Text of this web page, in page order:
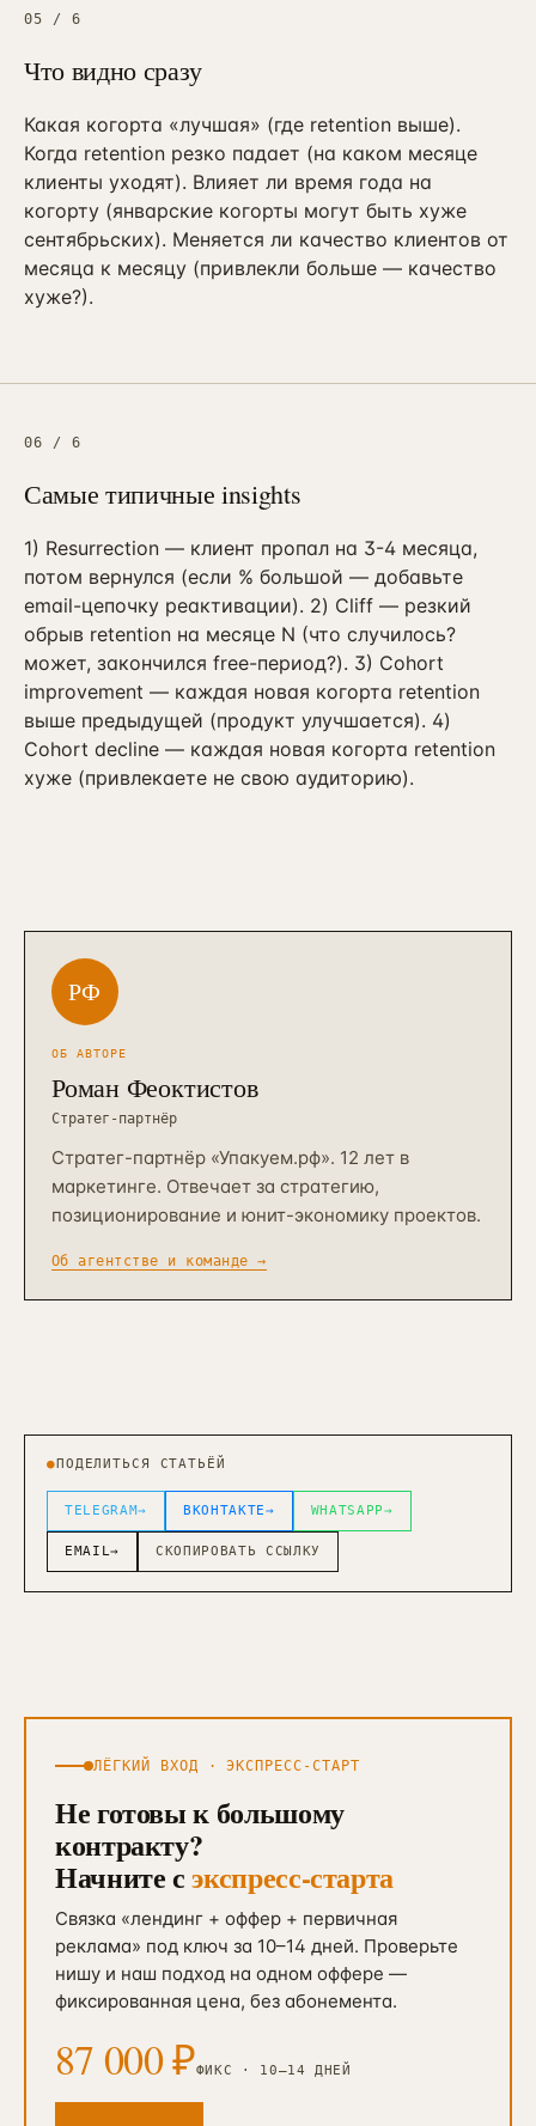
05 / 6
Что видно сразу
Какая когорта «лучшая» (где retention выше).
Когда retention резко падает (на каком месяце
клиенты уходят). Влияет ли время года на
когорту (январские когорты могут быть хуже
сентябрьских). Меняется ли качество клиентов от
месяца к месяцу (привлекли больше — качество
хуже?).
06 / 6
Самые типичные insights
1) Resurrection — клиент пропал на 3-4 месяца,
потом вернулся (если % большой — добавьте
email-цепочку реактивации). 2) Cliff — резкий
обрыв retention на месяце N (что случилось?
может, закончился free-период?). 3) Cohort
improvement — каждая новая когорта retention
выше предыдущей (продукт улучшается). 4)
Cohort decline — каждая новая когорта retention
хуже (привлекаете не свою аудиторию).
РФ
ОБ АВТОРЕ
Роман Феоктистов
Стратег-партнёр
Стратег-партнёр «Упакуем.рф». 12 лет в
маркетинге. Отвечает за стратегию,
позиционирование и юнит-экономику проектов.
Об агентстве и команде →
●ПОДЕЛИТЬСЯ СТАТЬЁЙ
TELEGRAM→ ВКОНТАКТЕ→ WHATSAPP→
EMAIL→ СКОПИРОВАТЬ ССЫЛКУ
ЛЁГКИЙ ВХОД · ЭКСПРЕСС-СТАРТ
Не готовы к большому
контракту?
Начните сэкспресс-старта
Связка «лендинг + оффер + первичная
реклама» под ключ за 10–14 дней. Проверьте
нишу и наш подход на одном оффере —
фиксированная цена, без абонемента.
87 000 ₽ФИКС · 10–14 ДНЕЙ